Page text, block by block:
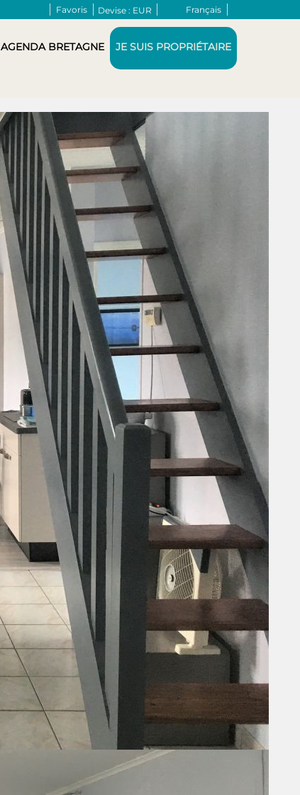
Français
Devise : EUR
Favoris
AGENDA BRETAGNE JE SUIS PROPRIÉTAIRE